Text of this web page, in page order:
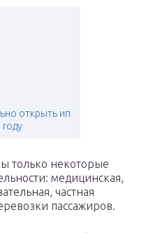
открыть ип
только некоторые
медицинская,
частная
пассажиров.